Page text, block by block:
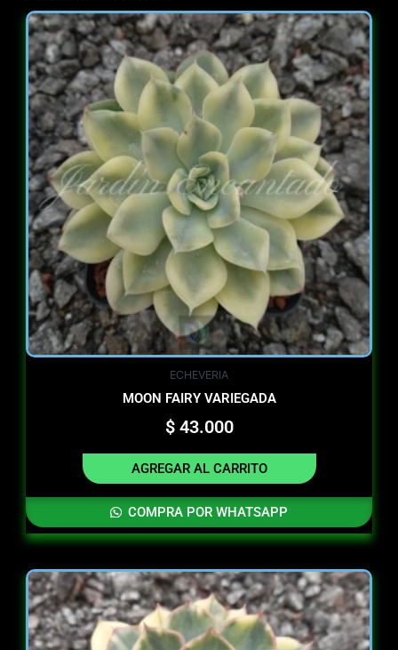
ECHEVERIA
MOON FAIRY VARIEGADA
$43.000
AGREGAR AL CARRITO
COMPRA POR WHATSAPP